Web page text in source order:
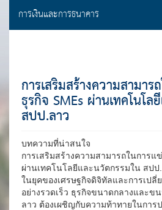
การเงินและการธนาคาร
การเสริมสร้างความสามา
ธุรกิจ SMEs ผ่านเทคโนโ
สปป.ลาว
บทความที่น่าสนใจ
การเสริมสร้างความสามารถในการแ
ผ่านเทคโนโลยีและนวัตกรรมใน สปป
ในยุคของเศรษฐกิจดิจิทัลและการเปลี่
อย่างรวดเร็ว ธุรกิจขนาดกลางและข
ลาว ต้องเผชิญกับความท้าทายในการ